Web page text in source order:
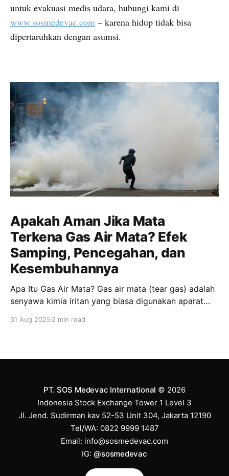
untuk evakuasi medis udara, hubungi kami di
www.sosmedevac.com – karena hidup tidak bisa
dipertaruhkan dengan asumsi.
Apakah Aman Jika Mata
Terkena Gas Air Mata? Efek
Samping, Pencegahan, dan
Kesembuhannya
Apa Itu Gas Air Mata? Gas air mata (tear gas) adalah
senyawa kimia iritan yang biasa digunakan aparat
paling umum adalah CS (chlorobenzylidene
31 Aug 2025 2 min read
PT. SOS Medevac International © 2026
Indonesia Stock Exchange Tower 1 Level 3
Jl. Jend. Sudirman kav 52-53 Unit 304, Jakarta 12190
Tel/WA: 0822 9999 1487
Email: info@sosmedevac.com
IG:@sosmedevac